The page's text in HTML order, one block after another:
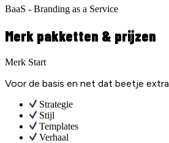
BaaS - Branding as a Service
Merk pakketten & prijzen
Merk Start
Voor de basis en net dat beetje extra
Strategie
Stijl
Templates
Verhaal